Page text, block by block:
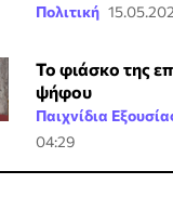
Πολιτική
Το φιάσκο της
ψήφου
Παιχνίδια
04:29